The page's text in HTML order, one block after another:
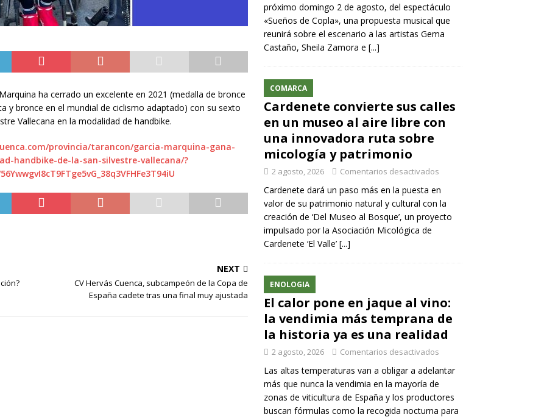
ha cerrado un excelente en 2021 (medalla de bronce
y bronce en el mundial de ciclismo adaptado) con su sexto
Vallecana en la modalidad de handbike.
provincia/tarancon/garcia-marquina-gana-
handbike-de-la-san-silvestre-vallecana/?
NEXT
CV Hervás Cuenca, subcampeón de la Copa de
España cadete tras una final muy ajustada
próximo domingo 2 de agosto, del espectáculo
«Sueños de Copla», una propuesta musical que
reunirá sobre el escenario a las artistas Gema
Castaño, Sheila Zamora e [...]
COMARCA
Cardenete convierte sus calles
en un museo al aire libre con
una innovadora ruta sobre
micología y patrimonio
2 agosto, 2026 Comentarios desactivados
Cardenete dará un paso más en la puesta en
valor de su patrimonio natural y cultural con la
creación de ‘Del Museo al Bosque’, un proyecto
impulsado por la Asociación Micológica de
Cardenete ‘El Valle’ [...]
ENOLOGIA
El calor pone en jaque al vino:
la vendimia más temprana de
la historia ya es una realidad
2 agosto, 2026 Comentarios desactivados
Las altas temperaturas van a obligar a adelantar
más que nunca la vendimia en la mayoría de
zonas de viticultura de España y los productores
buscan fórmulas como la recogida nocturna para